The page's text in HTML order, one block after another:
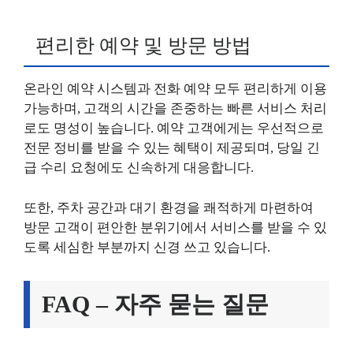
편리한 예약 및 방문 방법
온라인 예약 시스템과 전화 예약 모두 편리하게 이용
가능하며, 고객의 시간을 존중하는 빠른 서비스 처리
로도 명성이 높습니다. 예약 고객에게는 우선적으로
전문 정비를 받을 수 있는 혜택이 제공되며, 당일 긴
급 수리 요청에도 신속하게 대응합니다.
또한, 주차 공간과 대기 환경을 쾌적하게 마련하여
방문 고객이 편안한 분위기에서 서비스를 받을 수 있
도록 세심한 부분까지 신경 쓰고 있습니다.
FAQ – 자주 묻는 질문